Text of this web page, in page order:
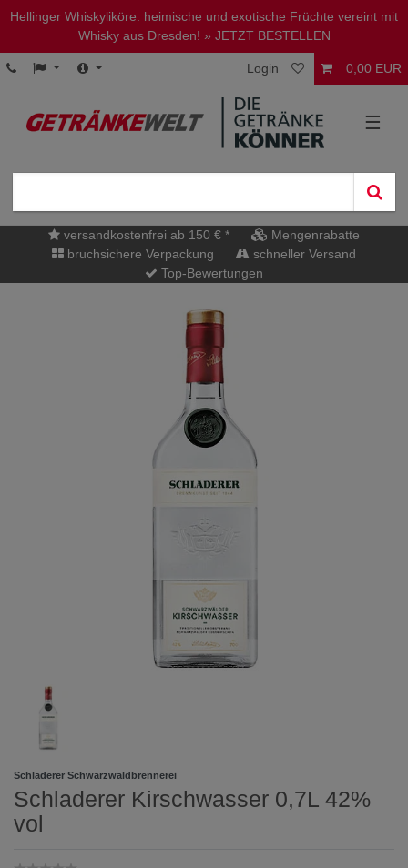
Hellinger Whiskyliköre: heimische und exotische Früchte vereint mit
Whisky aus Dresden! » JETZT BESTELLEN
Login 0,00 EUR
☰
versandkostenfrei ab 150 € *
Mengenrabatte
bruchsichere Verpackung
schneller Versand
Top-Bewertungen
Schladerer Schwarzwaldbrennerei
Schladerer Kirschwasser 0,7L 42%
vol